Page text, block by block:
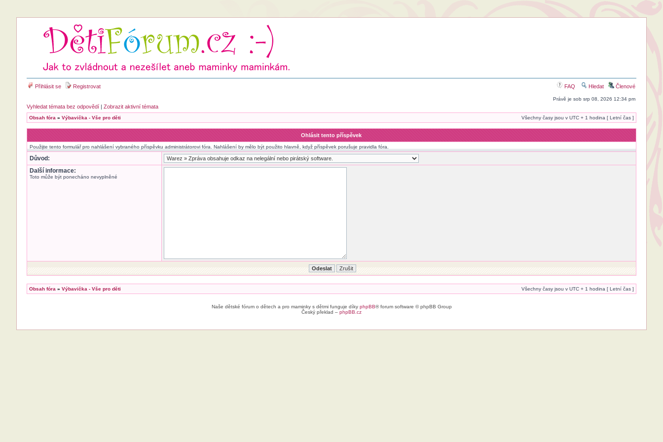
Přihlásit se Registrovat FAQ Hledat Členové
Právě je sob srp 08, 2026 12:34 pm
Vyhledat témata bez odpovědí| Zobrazit aktivní témata
Obsah fóra » Výbavička - Vše pro děti Všechny časy jsou v UTC + 1 hodina [ Letní čas ]
Ohlásit tento příspěvek
Použijte tento formulář pro nahlášení vybraného příspěvku administrátorovi fóra. Nahlášení by mělo být použito hlavně, když příspěvek porušuje pravidla fóra.
Důvod:
Další informace:
Toto může být ponecháno nevyplněné
Obsah fóra » Výbavička - Vše pro děti Všechny časy jsou v UTC + 1 hodina [ Letní čas ]
Naše dětské fórum o dětech a pro maminky s dětmi funguje díky phpBB® forum software © phpBB Group
Český překlad – phpBB.cz